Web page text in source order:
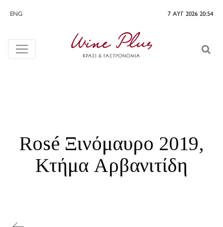
ENG 7 ΑΥΓ 2026 20:54
Rosé Ξινόμαυρο 2019,
Κτήμα Αρβανιτίδη